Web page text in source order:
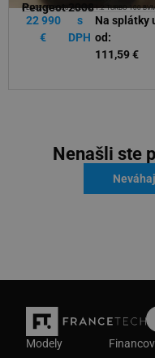
Peugeot 2008
PEUGEOT 2008 ALLURE 1.2 TURBO 100
22 990
€
s
DPH
Na splátky
od:
111,59 €
Nenašli ste
Modely